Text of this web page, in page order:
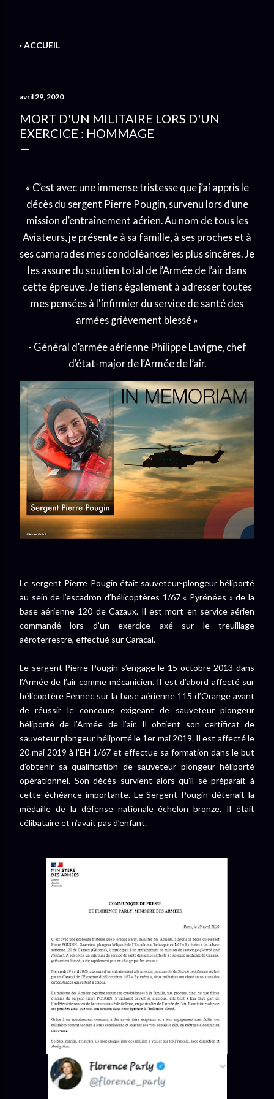
ACCUEIL
avril 29, 2020
MORT D'UN MILITAIRE LORS D'UN
EXERCICE : HOMMAGE
« C’est avec une immense tristesse que j’ai appris le
décès du sergent Pierre Pougin, survenu lors d’une
mission d’entraînement aérien. Au nom de tous les
Aviateurs, je présente à sa famille, à ses proches et à
ses camarades mes condoléances les plus sincères. Je
les assure du soutien total de l’Armée de l’air dans
cette épreuve. Je tiens également à adresser toutes
mes pensées à l'infirmier du service de santé des
armées grièvement blessé »
- Général d’armée aérienne Philippe Lavigne, chef
d’état-major de l’Armée de l’air.
Le sergent Pierre Pougin était sauveteur-plongeur héliporté
au sein de l’escadron d’hélicoptères 1/67 « Pyrénées » de la
base aérienne 120 de Cazaux. Il est mort en service aérien
commandé lors d’un exercice axé sur le treuillage
aéroterrestre, effectué sur Caracal.
Le sergent Pierre Pougin s’engage le 15 octobre 2013 dans
l’Armée de l’air comme mécanicien. Il est d’abord affecté sur
hélicoptère Fennec sur la base aérienne 115 d’Orange avant
de réussir le concours exigeant de sauveteur plongeur
héliporté de l’Armée de l’air. Il obtient son certificat de
sauveteur plongeur héliporté le 1er mai 2019. Il est affecté le
20 mai 2019 à l’EH 1/67 et effectue sa formation dans le but
d’obtenir sa qualification de sauveteur plongeur héliporté
opérationnel. Son décès survient alors qu’il se préparait à
cette échéance importante. Le Sergent Pougin détenait la
médaille de la défense nationale échelon bronze. Il était
célibataire et n’avait pas d’enfant.